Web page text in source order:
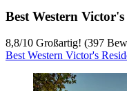
Best Western
8,8/10 Großartig! (397
Best Western Victor's